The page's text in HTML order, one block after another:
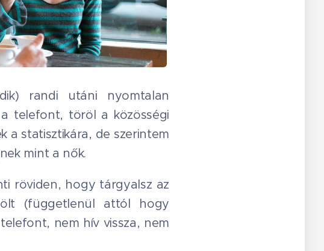
randi utáni nyomtalan
telefont, töröl a közösségi
a statisztikára, de szerintem
mint a nők.
röviden, hogy tárgyalsz az
(függetlenül attól hogy
nem hív vissza, nem